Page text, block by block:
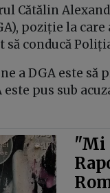
Cătălin
poziție la
conducă
a DGA este să
este pus sub
"Mi